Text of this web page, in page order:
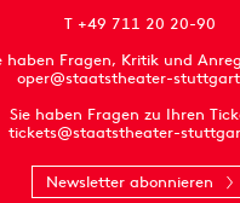
T +49 711 20 20-90
haben Fragen, Kritik und
oper@staatstheater-
Sie haben Fragen zu Ihren
tickets@staatstheater-
Newsletter abonnieren